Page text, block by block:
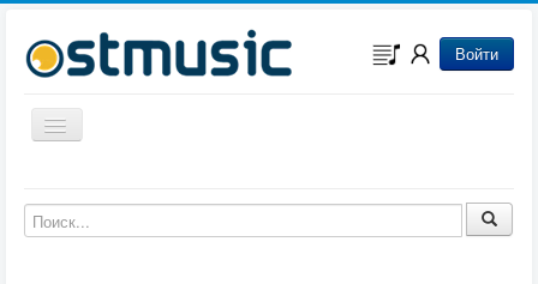
Войти
Включить/выключить навигацию
Музыка из мультфильмов
Музыка из сериалов